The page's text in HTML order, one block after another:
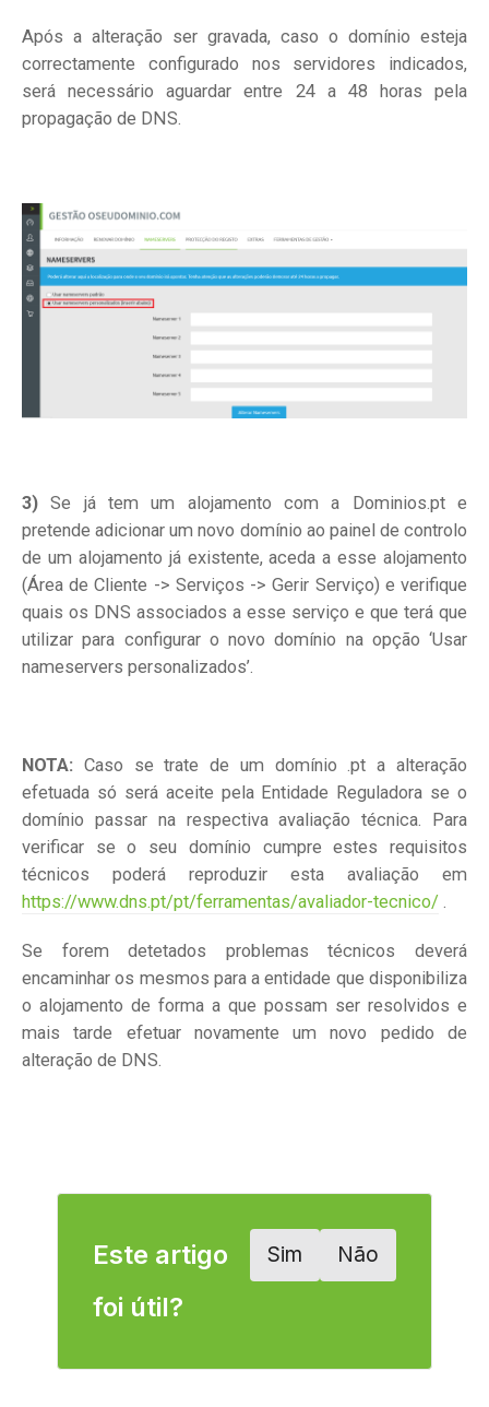
Após a alteração ser gravada, caso o domínio esteja
correctamente configurado nos servidores indicados,
será necessário aguardar entre 24 a 48 horas pela
propagação de DNS.
3) Se já tem um alojamento com a Dominios.pt e
pretende adicionar um novo domínio ao painel de controlo
de um alojamento já existente, aceda a esse alojamento
(Área de Cliente -> Serviços -> Gerir Serviço) e verifique
quais os DNS associados a esse serviço e que terá que
utilizar para configurar o novo domínio na opção ‘Usar
nameservers personalizados’.
NOTA: Caso se trate de um domínio .pt a alteração
efetuada só será aceite pela Entidade Reguladora se o
domínio passar na respectiva avaliação técnica. Para
verificar se o seu domínio cumpre estes requisitos
técnicos poderá reproduzir esta avaliação em
https://www.dns.pt/pt/ferramentas/avaliador-tecnico/
Se forem detetados problemas técnicos deverá
encaminhar os mesmos para a entidade que disponibiliza
o alojamento de forma a que possam ser resolvidos e
mais tarde efetuar novamente um novo pedido de
alteração de DNS.
Este artigo
foi útil?
Sim Não